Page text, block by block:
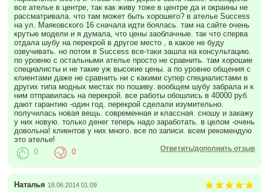
все ателье в центре, так как живу тоже в центре да и окраины не
рассматривала. что там может быть хорошего? в ателье Success
на ул. Маяковского 16 сначала идти боялась. там на сайте очень
крутые модели и я думала, что цены заоблачные. так что сперва
отдала шубу на перекрой в другое место , в какое не буду
озвучивать. но потом в Success все-таки зашла на консультацию.
по уровню с остальными ателье просто не сравнить. там хорошие
специалисты и не такие уж высокие цены. а по уровню общения с
клиентами даже не сравнить ни с какими супер специалистами в
других типа модных местах по пошиву. вообщем шубу забрала и к
ним отправилась на перекрой. все работы обошлись в 40000 руб.
дают гарантию -один год. перекрой сделали изумительно.
получилась новая вещь. современная и классная. сношу и закажу
у них новую. только денег теперь надо заработать. в целом -очень
довольна! клиентов у них много. все по записи. всем рекомендую
это ателье!
Ответить/дополнить отзыв
0 0
Наталья 18.06.2014 01:09